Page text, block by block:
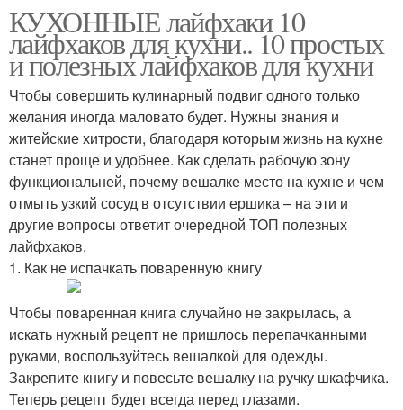
КУХОННЫЕ лайфхаки 10
лайфхаков для кухни.. 10 простых
и полезных лайфхаков для кухни
Чтобы совершить кулинарный подвиг одного только
желания иногда маловато будет. Нужны знания и
житейские хитрости, благодаря которым жизнь на кухне
станет проще и удобнее. Как сделать рабочую зону
функциональней, почему вешалке место на кухне и чем
отмыть узкий сосуд в отсутствии ершика – на эти и
другие вопросы ответит очередной ТОП полезных
лайфхаков.
1. Как не испачкать поваренную книгу
Чтобы поваренная книга случайно не закрылась, а
искать нужный рецепт не пришлось перепачканными
руками, воспользуйтесь вешалкой для одежды.
Закрепите книгу и повесьте вешалку на ручку шкафчика.
Теперь рецепт будет всегда перед глазами.